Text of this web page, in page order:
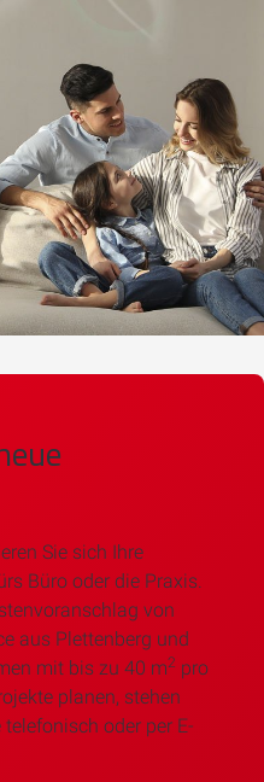
Sie sich Ihre
Büro oder die Praxis.
von
aus Plettenberg und
mit bis zu 40 m2 pro
planen, stehen
oder per E-